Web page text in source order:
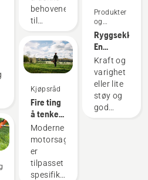
våre
brukere
1959
behovene
til
skogsarbeidere
har ført
til at vi
noen av
verdens
beste og
mest
innovative
motorsager.
Kjøpsråd
Fire ting
å tenke
på når du
skal
kjøpe
motorsag
Moderne
motorsager
er
tilpasset
spesifikke
Produkter
og
innovasjoner
En
revolusjon
innen
håndholdte,
batteridrevne
verktøy
Kraft og
varighet
eller lite
støy og
god